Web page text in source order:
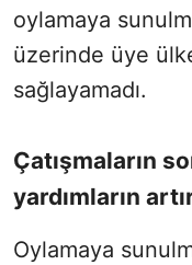
oylamaya
üzerinde üye
sağlayamadı.
Çatışmaların
yardımların
Oylamaya